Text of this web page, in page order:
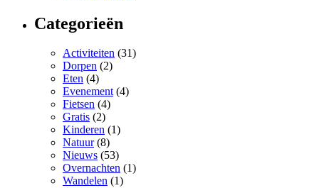
Categorieën
Activiteiten (31)
Dorpen (2)
Eten (4)
Evenement(4)
Fietsen (4)
Gratis (2)
Kinderen (1)
Natuur(8)
Nieuws (53)
Overnachten (1)
Wandelen (1)